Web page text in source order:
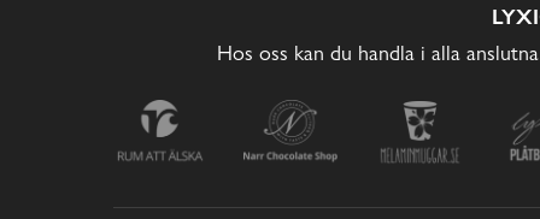
Hos oss kan du handla i alla